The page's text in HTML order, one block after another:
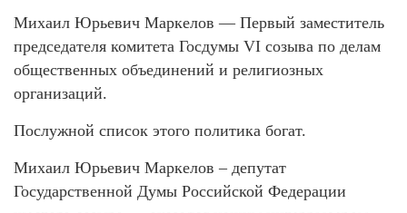
Михаил Юрьевич Маркелов — Первый заместитель
председателя комитета Госдумы VI созыва по делам
общественных объединений и религиозных
организаций.
Послужной список этого политика богат.
Михаил Юрьевич Маркелов – депутат
Государственной Думы Российской Федерации